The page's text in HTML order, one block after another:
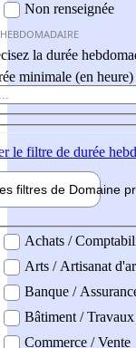
Non renseignée
la durée
minimale (en heure)
le filtre de durée
filtres de Domaine
professionel
Achats /
Arts / Artisanat
Banque /
Bâtiment /
Commerce / Vente